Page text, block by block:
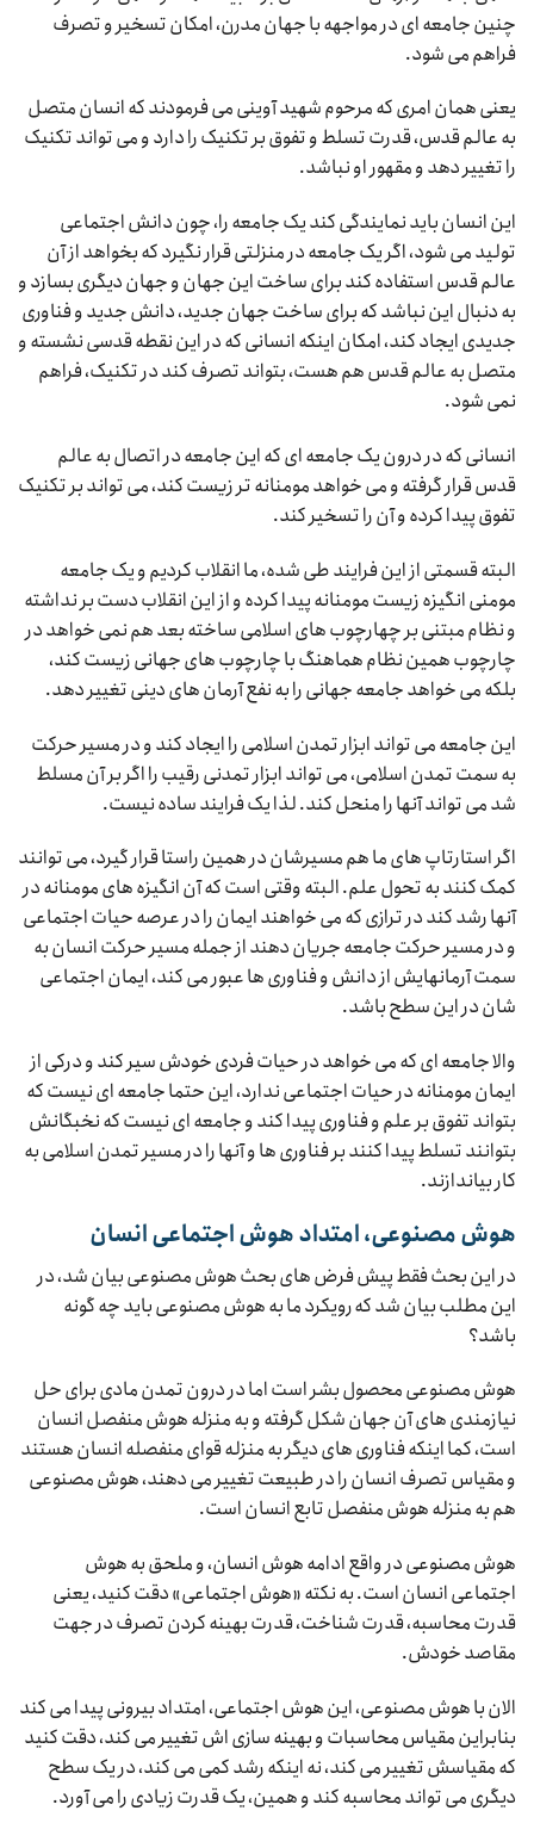
چنین جامعه ای در مواجهه با جهان مدرن، امکان تسخیر و تصرف
فراهم می شود.
یعنی همان امری که مرحوم شهید آوینی می فرمودند که انسان متصل
به عالم قدس، قدرت تسلط و تفوق بر تکنیک را دارد و می تواند تکنیک
را تغییر دهد و مقهور او نباشد.
این انسان باید نمایندگی کند یک جامعه را، چون دانش اجتماعی
تولید می شود، اگر یک جامعه در منزلتی قرار نگیرد که بخواهد از آن
عالم قدس استفاده کند برای ساخت این جهان و جهان دیگری بسازد و
به دنبال این نباشد که برای ساخت جهان جدید، دانش جدید و فناوری
جدیدی ایجاد کند، امکان اینکه انسانی که در این نقطه قدسی نشسته و
متصل به عالم قدس هم هست، بتواند تصرف کند در تکنیک، فراهم
نمی شود.
انسانی که در درون یک جامعه ای که این جامعه در اتصال به عالم
قدس قرار گرفته و می خواهد مومنانه تر زیست کند، می تواند بر تکنیک
تفوق پیدا کرده و آن را تسخیر کند.
البته قسمتی از این فرایند طی شده، ما انقلاب کردیم و یک جامعه
مومنی انگیزه زیست مومنانه پیدا کرده و از این انقلاب دست بر نداشته
و نظام مبتنی بر چهارچوب های اسلامی ساخته بعد هم نمی خواهد در
چارچوب همین نظام هماهنگ با چارچوب های جهانی زیست کند،
بلکه می خواهد جامعه جهانی را به نفع آرمان های دینی تغییر دهد.
این جامعه می تواند ابزار تمدن اسلامی را ایجاد کند و در مسیر حرکت
به سمت تمدن اسلامی، می تواند ابزار تمدنی رقیب را اگر بر آن مسلط
شد می تواند آنها را منحل کند. لذا یک فرایند ساده نیست.
اگر استارتاپ های ما هم مسیرشان در همین راستا قرار گیرد، می توانند
کمک کنند به تحول علم. البته وقتی است که آن انگیزه های مومنانه در
آنها رشد کند در ترازی که می خواهند ایمان را در عرصه حیات اجتماعی
و در مسیر حرکت جامعه جریان دهند از جمله مسیر حرکت انسان به
سمت آرمانهایش از دانش و فناوری ها عبور می کند، ایمان اجتماعی
شان در این سطح باشد.
والا جامعه ای که می خواهد در حیات فردی خودش سیر کند و درکی از
ایمان مومنانه در حیات اجتماعی ندارد، این حتما جامعه ای نیست که
بتواند تفوق بر علم و فناوری پیدا کند و جامعه ای نیست که نخبگانش
بتوانند تسلط پیدا کنند بر فناوری ها و آنها را در مسیر تمدن اسلامی به
کار بیاندازند.
هوش مصنوعی، امتداد هوش اجتماعی انسان
در این بحث فقط پیش فرض های بحث هوش مصنوعی بیان شد، در
این مطلب بیان شد که رویکرد ما به هوش مصنوعی باید چه گونه
باشد؟
هوش مصنوعی محصول بشر است اما در درون تمدن مادی برای حل
نیازمندی های آن جهان شکل گرفته و به منزله هوش منفصل انسان
است، کما اینکه فناوری های دیگر به منزله قوای منفصله انسان هستند
و مقیاس تصرف انسان را در طبیعت تغییر می دهند، هوش مصنوعی
هم به منزله هوش منفصل تابع انسان است.
هوش مصنوعی در واقع ادامه هوش انسان، و ملحق به هوش
اجتماعی انسان است. به نکته «هوش اجتماعی» دقت کنید، یعنی
قدرت محاسبه، قدرت شناخت، قدرت بهینه کردن تصرف در جهت
مقاصد خودش.
الان با هوش مصنوعی، این هوش اجتماعی، امتداد بیرونی پیدا می کند
بنابراین مقیاس محاسبات و بهینه سازی اش تغییر می کند، دقت کنید
که مقیاسش تغییر می کند، نه اینکه رشد کمی می کند، در یک سطح
دیگری می تواند محاسبه کند و همین، یک قدرت زیادی را می آورد.